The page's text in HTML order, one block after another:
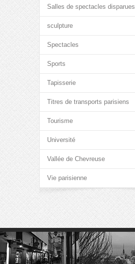
Salles de spectacles disparues
sculpture
Spectacles
Sports
Tapisserie
Titres de transports parisiens
Tourisme
Université
Vallée de Chevreuse
Vie parisienne